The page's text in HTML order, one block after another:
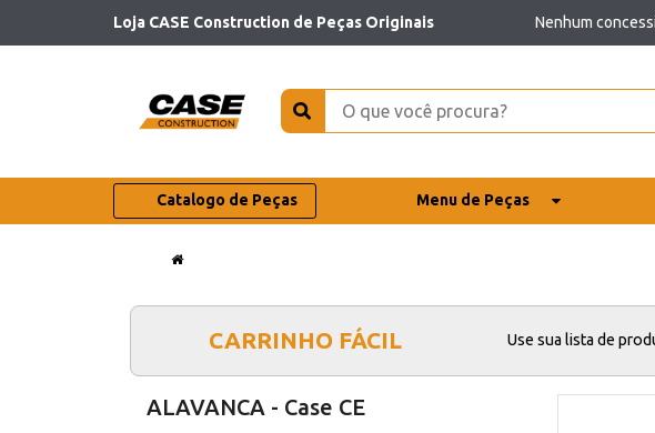
Loja CASE Construction de Peças Originais Nenhum
Catalogo de Peças Menu de Peças
CARRINHO FÁCIL Use sua lista de
ALAVANCA - Case CE